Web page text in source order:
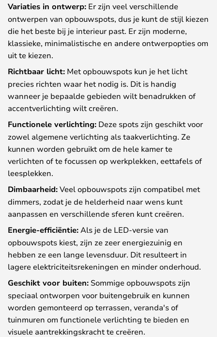
Variaties in ontwerp: Er zijn veel verschillende
ontwerpen van opbouwspots, dus je kunt de stijl kiezen
die het beste bij je interieur past. Er zijn moderne,
klassieke, minimalistische en andere ontwerpopties om
uit te kiezen.
Richtbaar licht: Met opbouwspots kun je het licht
precies richten waar het nodig is. Dit is handig
wanneer je bepaalde gebieden wilt benadrukken of
accentverlichting wilt creëren.
Functionele verlichting: Deze spots zijn geschikt voor
zowel algemene verlichting als taakverlichting. Ze
kunnen worden gebruikt om de hele kamer te
verlichten of te focussen op werkplekken, eettafels of
leesplekken.
Dimbaarheid:Veel opbouwspots zijn compatibel met
dimmers, zodat je de helderheid naar wens kunt
aanpassen en verschillende sferen kunt creëren.
Energie-efficiëntie: Als je de LED-versie van
opbouwspots kiest, zijn ze zeer energiezuinig en
hebben ze een lange levensduur. Dit resulteert in
lagere elektriciteitsrekeningen en minder onderhoud.
Geschikt voor buiten: Sommige opbouwspots zijn
speciaal ontworpen voor buitengebruik en kunnen
worden gemonteerd op terrassen, veranda's of
tuinmuren om functionele verlichting te bieden en
visuele aantrekkingskracht te creëren.